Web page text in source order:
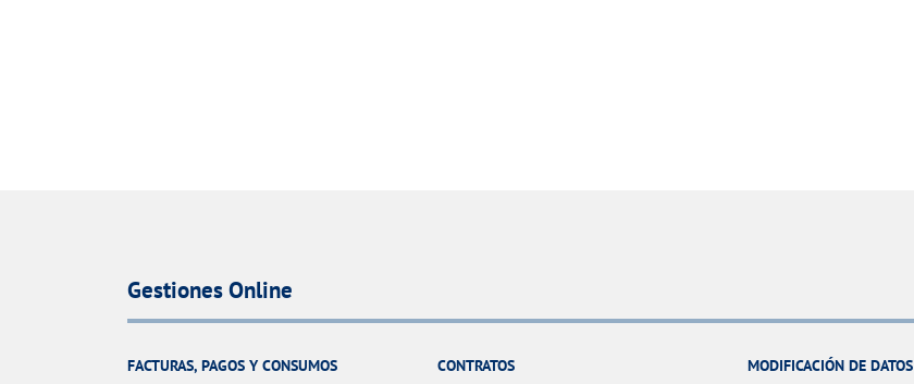
Gestiones Online
FACTURAS, PAGOS Y CONSUMOS
CONTRATOS
MODIFICACIÓN DE DATOS